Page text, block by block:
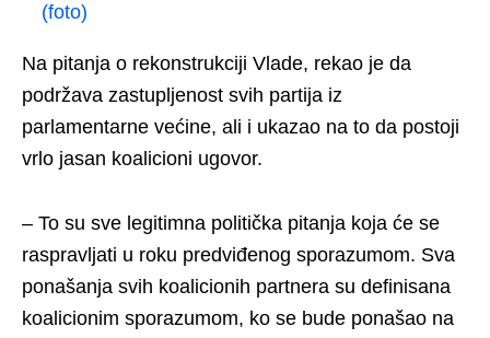
(foto)
Na pitanja o rekonstrukciji Vlade, rekao je da
podržava zastupljenost svih partija iz
parlamentarne većine, ali i ukazao na to da postoji
vrlo jasan koalicioni ugovor.
– To su sve legitimna politička pitanja koja će se
raspravljati u roku predviđenog sporazumom. Sva
ponašanja svih koalicionih partnera su definisana
koalicionim sporazumom, ko se bude ponašao na